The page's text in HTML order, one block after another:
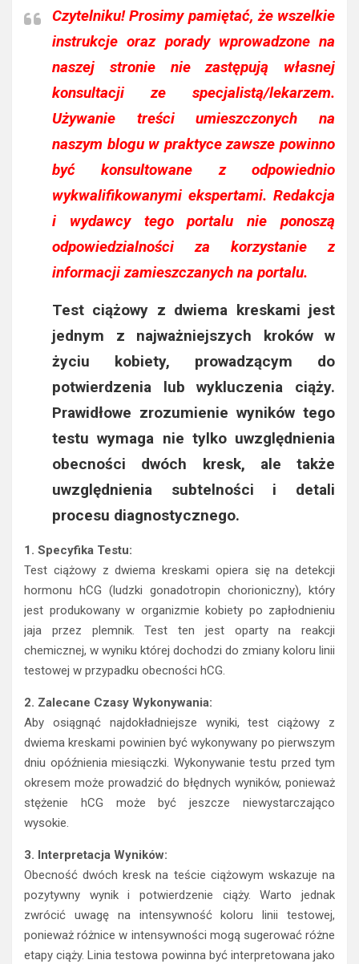
Czytelniku!Prosimy pamiętać, że wszelkie
instrukcje oraz porady wprowadzone na
naszej stronie nie zastępują własnej
konsultacji ze specjalistą/lekarzem.
Używanie treści umieszczonych na
naszym blogu w praktyce zawsze powinno
być konsultowane z odpowiednio
wykwalifikowanymi ekspertami. Redakcja
i wydawcy tego portalu nie ponoszą
odpowiedzialności za korzystanie z
informacji zamieszczanych na portalu.
Test ciążowy z dwiema kreskami jest
jednym z najważniejszych kroków w
życiu kobiety, prowadzącym do
potwierdzenia lub wykluczenia ciąży.
Prawidłowe zrozumienie wyników tego
testu wymaga nie tylko uwzględnienia
obecności dwóch kresk, ale także
uwzględnienia subtelności i detali
procesu diagnostycznego.
1. Specyfika Testu:
Test ciążowy z dwiema kreskami opiera się na detekcji
hormonu hCG (ludzki gonadotropin chorioniczny), który
jest produkowany w organizmie kobiety po zapłodnieniu
jaja przez plemnik. Test ten jest oparty na reakcji
chemicznej, w wyniku której dochodzi do zmiany koloru linii
testowej w przypadku obecności hCG.
2. Zalecane Czasy Wykonywania:
Aby osiągnąć najdokładniejsze wyniki, test ciążowy z
dwiema kreskami powinien być wykonywany po pierwszym
dniu opóźnienia miesiączki. Wykonywanie testu przed tym
okresem może prowadzić do błędnych wyników, ponieważ
stężenie hCG może być jeszcze niewystarczająco
wysokie.
3. Interpretacja Wyników:
Obecność dwóch kresk na teście ciążowym wskazuje na
pozytywny wynik i potwierdzenie ciąży. Warto jednak
zwrócić uwagę na intensywność koloru linii testowej,
ponieważ różnice w intensywności mogą sugerować różne
etapy ciąży. Linia testowa powinna być interpretowana jako